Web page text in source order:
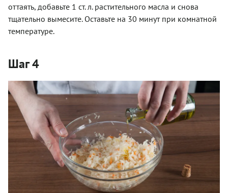
оттаять, добавьте 1 ст. л. растительного масла и снова
тщательно вымесите. Оставьте на 30 минут при комнатной
температуре.
Шаг 4